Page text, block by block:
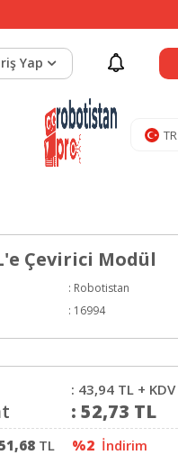
Yap
TR
Çevirici Modül
: Robotistan
: 16994
: 43,94 TL + KDV
: 52,73 TL
TL %2 İndirim